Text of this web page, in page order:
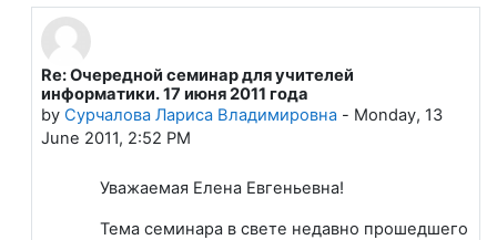
In reply to Лапшева Елена Евгеньевна
Re: Очередной семинар для учителей
информатики. 17 июня 2011 года
by Сурчалова Лариса Владимировна- Monday, 13
June 2011, 2:52 PM
Уважаемая Елена Евгеньевна!
Тема семинара в свете недавно прошедшего